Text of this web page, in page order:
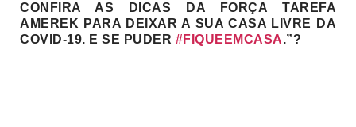
CONFIRA AS DICAS DA FORÇA TAREFA
AMEREK PARA DEIXAR A SUA CASA LIVRE DA
COVID-19. E SE PUDER #FIQUEEMCASA.”?